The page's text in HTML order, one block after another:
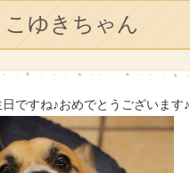
こゆきちゃん
ですね♪おめでとうございます♪